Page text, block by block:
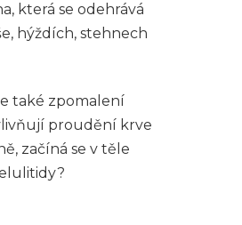
která se odehrává
hýždích, stehnech
také zpomalení
proudění krve
začíná se v těle